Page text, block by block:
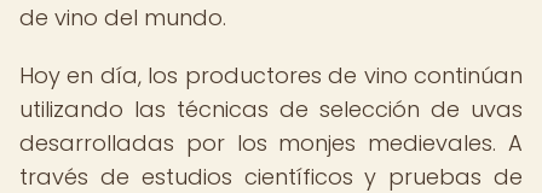
de vino del mundo.
Hoy en día, los productores de vino continúan
utilizando las técnicas de selección de uvas
desarrolladas por los monjes medievales. A
través de estudios científicos y pruebas de